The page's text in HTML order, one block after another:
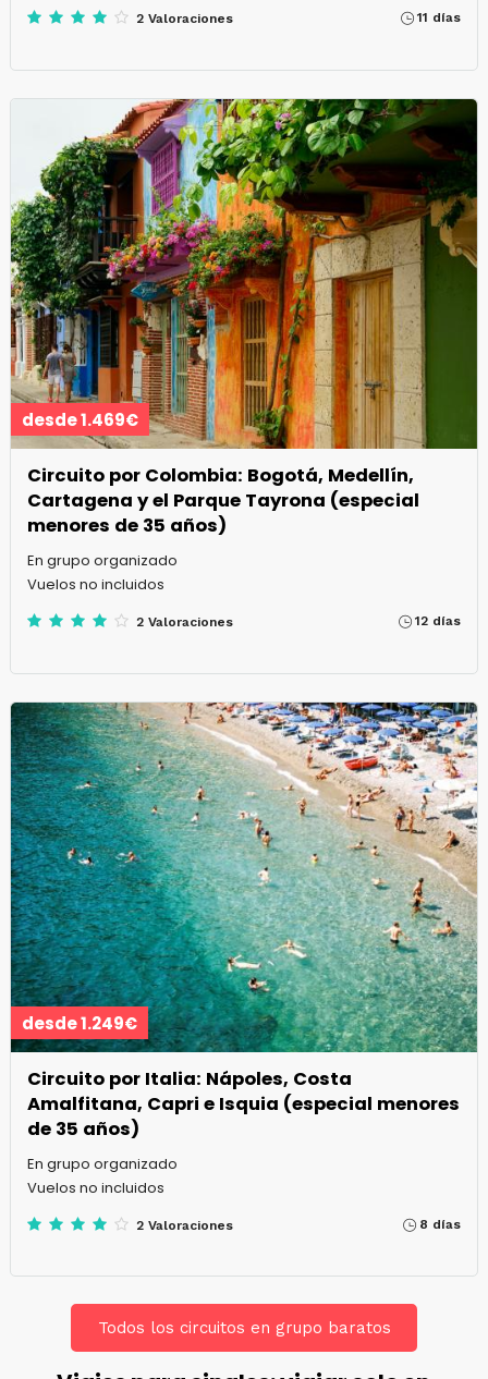
2 Valoraciones 11 días
desde 1.469€
Circuito por Colombia: Bogotá, Medellín,
Cartagena y el Parque Tayrona (especial
menores de 35 años)
En grupo organizado
Vuelos no incluidos
2 Valoraciones 12 días
desde 1.249€
Circuito por Italia: Nápoles, Costa
Amalfitana, Capri e Isquia (especial menores
de 35 años)
En grupo organizado
Vuelos no incluidos
2 Valoraciones 8 días
Todos los circuitos en grupo baratos